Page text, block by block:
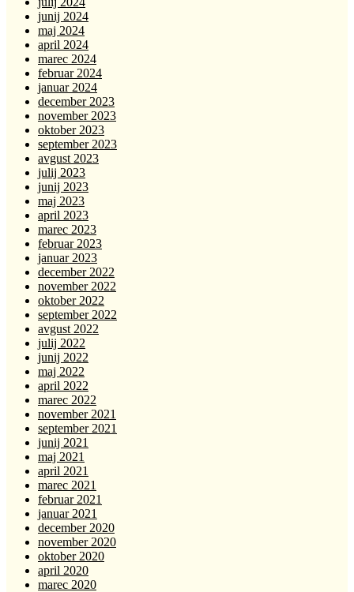
junij 2024
maj 2024
april 2024
marec 2024
februar 2024
januar 2024
december 2023
november 2023
oktober 2023
september 2023
avgust 2023
julij 2023
junij 2023
maj 2023
april 2023
marec 2023
februar 2023
januar 2023
december 2022
november 2022
oktober 2022
september 2022
avgust 2022
julij 2022
junij 2022
maj 2022
april 2022
marec 2022
november 2021
september 2021
junij 2021
maj 2021
april 2021
marec 2021
februar 2021
januar 2021
december 2020
november 2020
oktober 2020
april 2020
marec 2020